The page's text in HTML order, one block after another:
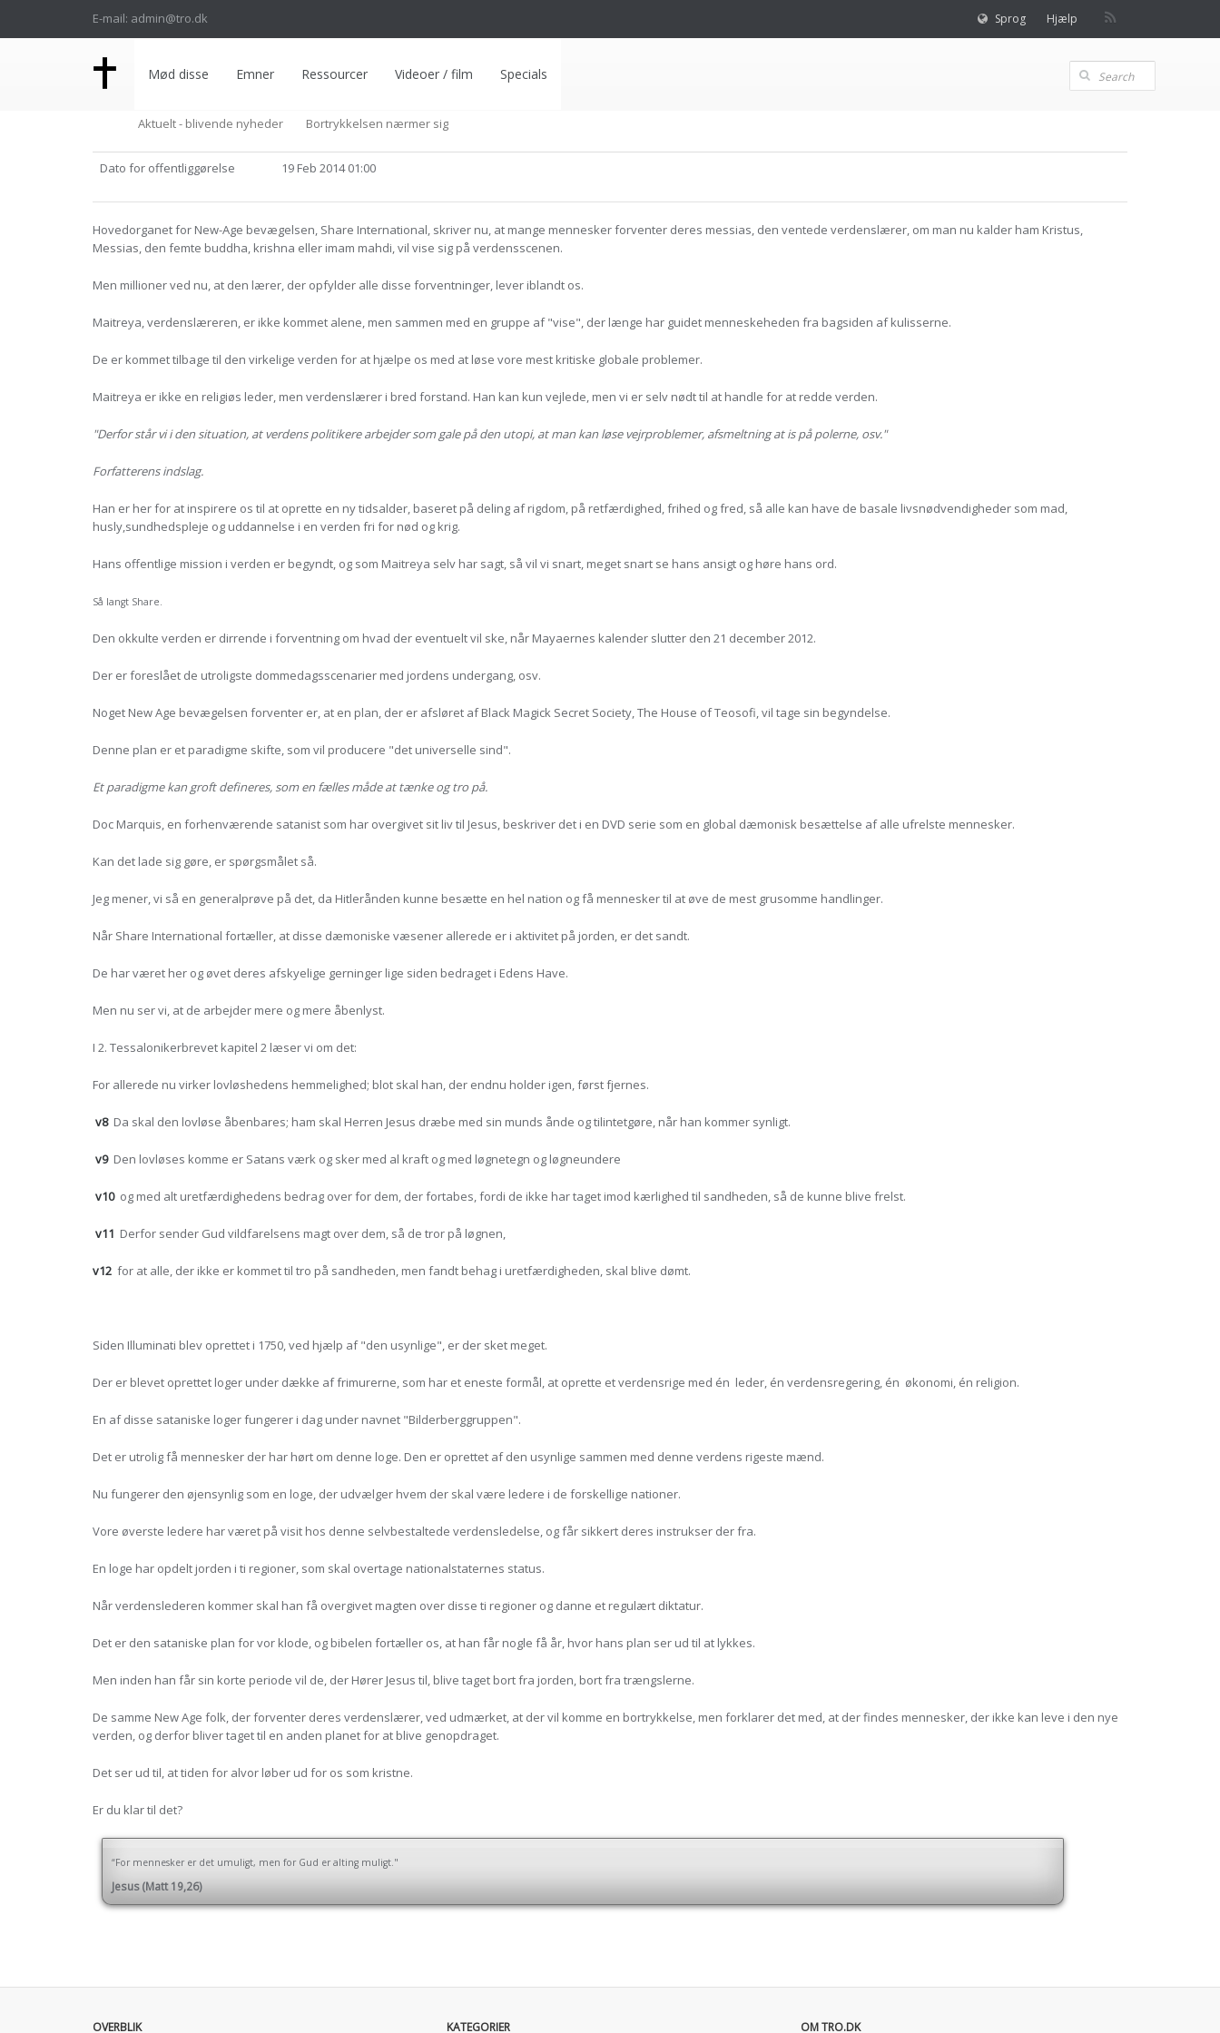
E-mail: admin@tro.dk Sprog Hjælp
Mød disse Emner Ressourcer Videoer / film Specials
Aktuelt - blivende nyheder Bortrykkelsen nærmer sig
Dato for offentliggørelse 19 Feb 2014 01:00
Hovedorganet for New-Age bevægelsen, Share International, skriver nu, at mange mennesker forventer deres messias, den ventede verdenslærer, om man nu kalder ham Kristus,
Messias, den femte buddha, krishna eller imam mahdi, vil vise sig på verdensscenen.
Men millioner ved nu, at den lærer, der opfylder alle disse forventninger, lever iblandt os.
Maitreya, verdenslæreren, er ikke kommet alene, men sammen med en gruppe af "vise", der længe har guidet menneskeheden fra bagsiden af kulisserne.
De er kommet tilbage til den virkelige verden for at hjælpe os med at løse vore mest kritiske globale problemer.
Maitreya er ikke en religiøs leder, men verdenslærer i bred forstand. Han kan kun vejlede, men vi er selv nødt til at handle for at redde verden.
"Derfor står vi i den situation, at verdens politikere arbejder som gale på den utopi, at man kan løse vejrproblemer, afsmeltning at is på polerne, osv."
Forfatterens indslag.
Han er her for at inspirere os til at oprette en ny tidsalder, baseret på deling af rigdom, på retfærdighed, frihed og fred, så alle kan have de basale livsnødvendigheder som mad,
husly,sundhedspleje og uddannelse i en verden fri for nød og krig.
Hans offentlige mission i verden er begyndt, og som Maitreya selv har sagt, så vil vi snart, meget snart se hans ansigt og høre hans ord.
Så langt Share.
Den okkulte verden er dirrende i forventning om hvad der eventuelt vil ske, når Mayaernes kalender slutter den 21 december 2012.
Der er foreslået de utroligste dommedagsscenarier med jordens undergang, osv.
Noget New Age bevægelsen forventer er, at en plan, der er afsløret af Black Magick Secret Society, The House of Teosofi, vil tage sin begyndelse.
Denne plan er et paradigme skifte, som vil producere "det universelle sind".
Et paradigme kan groft defineres, som en fælles måde at tænke og tro på.
Doc Marquis, en forhenværende satanist som har overgivet sit liv til Jesus, beskriver det i en DVD serie som en global dæmonisk besættelse af alle ufrelste mennesker.
Kan det lade sig gøre, er spørgsmålet så.
Jeg mener, vi så en generalprøve på det, da Hitlerånden kunne besætte en hel nation og få mennesker til at øve de mest grusomme handlinger.
Når Share International fortæller, at disse dæmoniske væsener allerede er i aktivitet på jorden, er det sandt.
De har været her og øvet deres afskyelige gerninger lige siden bedraget i Edens Have.
Men nu ser vi, at de arbejder mere og mere åbenlyst.
I 2. Tessalonikerbrevet kapitel 2 læser vi om det:
For allerede nu virker lovløshedens hemmelighed; blot skal han, der endnu holder igen, først fjernes.
v8Da skal den lovløse åbenbares; ham skal Herren Jesus dræbe med sin munds ånde og tilintetgøre, når han kommer synligt.
v9Den lovløses komme er Satans værk og sker med al kraft og med løgnetegn og løgneundere
v10og med alt uretfærdighedens bedrag over for dem, der fortabes, fordi de ikke har taget imod kærlighed til sandheden, så de kunne blive frelst.
v11 Derfor sender Gud vildfarelsens magt over dem, så de tror på løgnen,
v12 for at alle, der ikke er kommet til tro på sandheden, men fandt behag i uretfærdigheden, skal blive dømt.
Siden Illuminati blev oprettet i 1750, ved hjælp af "den usynlige", er der sket meget.
Der er blevet oprettet loger under dække af frimurerne, som har et eneste formål, at oprette et verdensrige med én leder, én verdensregering, én økonomi, én religion.
En af disse sataniske loger fungerer i dag under navnet "Bilderberggruppen".
Det er utrolig få mennesker der har hørt om denne loge. Den er oprettet af den usynlige sammen med denne verdens rigeste mænd.
Nu fungerer den øjensynlig som en loge, der udvælger hvem der skal være ledere i de forskellige nationer.
Vore øverste ledere har været på visit hos denne selvbestaltede verdensledelse, og får sikkert deres instrukser der fra.
En loge har opdelt jorden i ti regioner, som skal overtage nationalstaternes status.
Når verdenslederen kommer skal han få overgivet magten over disse ti regioner og danne et regulært diktatur.
Det er den sataniske plan for vor klode, og bibelen fortæller os, at han får nogle få år, hvor hans plan ser ud til at lykkes.
Men inden han får sin korte periode vil de, der Hører Jesus til, blive taget bort fra jorden, bort fra trængslerne.
De samme New Age folk, der forventer deres verdenslærer, ved udmærket, at der vil komme en bortrykkelse, men forklarer det med, at der findes mennesker, der ikke kan leve i den nye
verden, og derfor bliver taget til en anden planet for at blive genopdraget.
Det ser ud til, at tiden for alvor løber ud for os som kristne.
Er du klar til det?
“For mennesker er det umuligt, men for Gud er alting muligt."
Jesus (Matt 19,26)
OVERBLIK KATEGORIER OM TRO.DK